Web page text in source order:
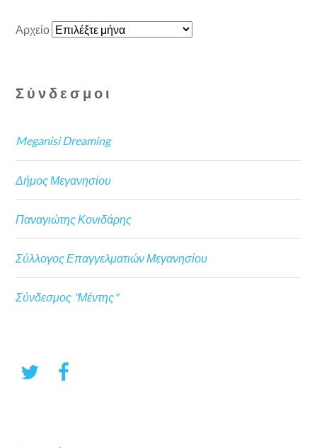
Αρχείο
Σύνδεσμοι
Meganisi Dreaming
Δήμος Μεγανησίου
Παναγιώτης Κονιδάρης
Σύλλογος Επαγγελματιών Μεγανησίου
Σύνδεσμος "Μέντης"